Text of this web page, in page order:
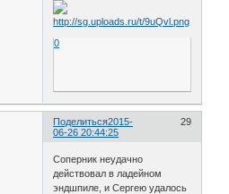
0
Поделиться 29
2015-
06-26 20:44:25
Соперник неудачно
действовал в ладейном
эндшпиле, и Сергею удалось